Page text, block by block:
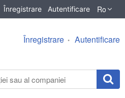
Înregistrare Autentificare Ro
Înregistrare Autentificare